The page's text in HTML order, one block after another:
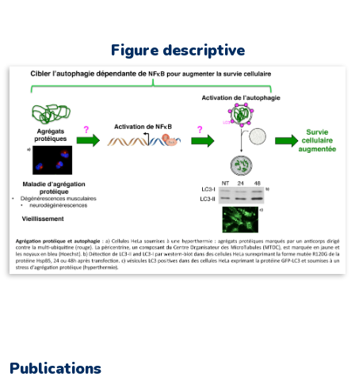
Figure descriptive
Publications